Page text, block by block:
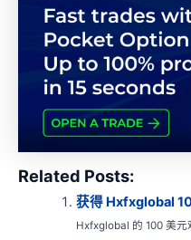
Related Posts:
获得 Hxfxglobal
Hxfxglobal 的 100 美